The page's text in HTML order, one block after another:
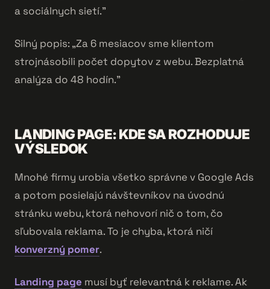
a sociálnych sietí."
Silný popis: „Za 6 mesiacov sme klientom
strojnásobili počet dopytov z webu. Bezplatná
analýza do 48 hodín."
LANDING PAGE: KDE SA ROZHODUJE
VÝSLEDOK
Mnohé firmy urobia všetko správne v Google Ads
a potom posielajú návštevníkov na úvodnú
stránku webu, ktorá nehovorí nič o tom, čo
sľubovala reklama. To je chyba, ktorá ničí
konverzný pomer.
Landing page musí byť relevantná k reklame. Ak